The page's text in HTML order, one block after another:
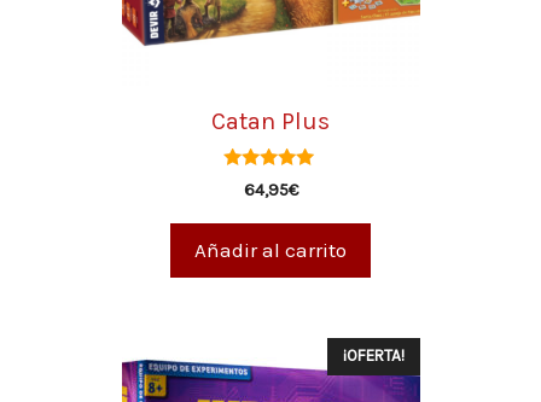
Catan Plus
5.00
de 5
64,95€
Añadir al carrito
¡OFERTA!